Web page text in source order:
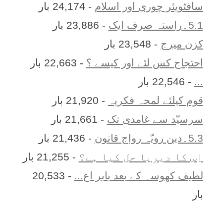
سافٹویئر چوری اور اسلام - 24,174 بار
5.1۔راستہ صرف ایک
- 23,886 بار
کزن ميرج - 23,548 بار
احتجاج کس لئے اور کیسے ؟ - 22,663 بار
... - 22,546 بار
قوم کیلئے لمحہ فکریہ
- 21,920 بار
سرسیّد سے غامدی تک - 21,661 بار
5.3۔دین رویّہ رواج قانون
- 21,436 بار
اِس کا ديرپا حل کيا ہے؟ - 21,255 بار
لطیف کھوسہ کے بعد بابر اع...
- 20,533
بار